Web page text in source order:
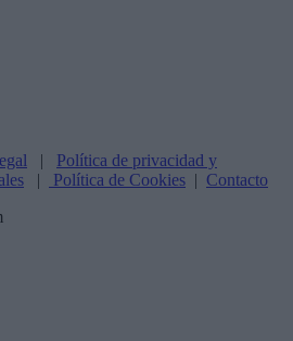
| Política de privacidad y
| Política de Cookies | Contacto